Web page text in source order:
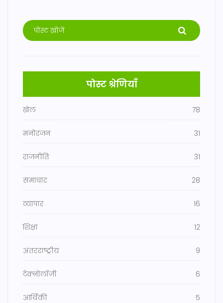
पोस्ट श्रेणियाँ
खेल 78
मनोरंजन 31
राजनीति 31
समाचार 28
व्यापार 16
शिक्षा 12
अंतरराष्ट्रीय 9
टेक्नोलॉजी 6
आर्थिकी 5